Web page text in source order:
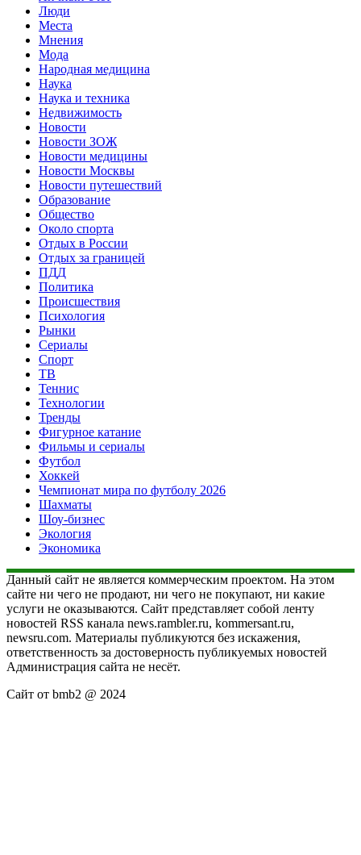
Люди
Места
Мнения
Мода
Народная медицина
Наука
Наука и техника
Недвижимость
Новости
Новости ЗОЖ
Новости медицины
Новости Москвы
Новости путешествий
Образование
Общество
Около спорта
Отдых в России
Отдых за границей
ПДД
Политика
Происшествия
Психология
Рынки
Сериалы
Спорт
ТВ
Теннис
Технологии
Тренды
Фигурное катание
Фильмы и сериалы
Футбол
Хоккей
Чемпионат мира по футболу 2026
Шахматы
Шоу-бизнес
Экология
Экономика
Данный сайт не является коммерческим проектом. На этом
сайте ни чего не продают, ни чего не покупают, ни какие
услуги не оказываются. Сайт представляет собой ленту
новостей RSS канала news.rambler.ru, kommersant.ru,
newsru.com. Материалы публикуются без искажения,
ответственность за достоверность публикуемых новостей
Администрация сайта не несёт.
Сайт от bmb2 @ 2024